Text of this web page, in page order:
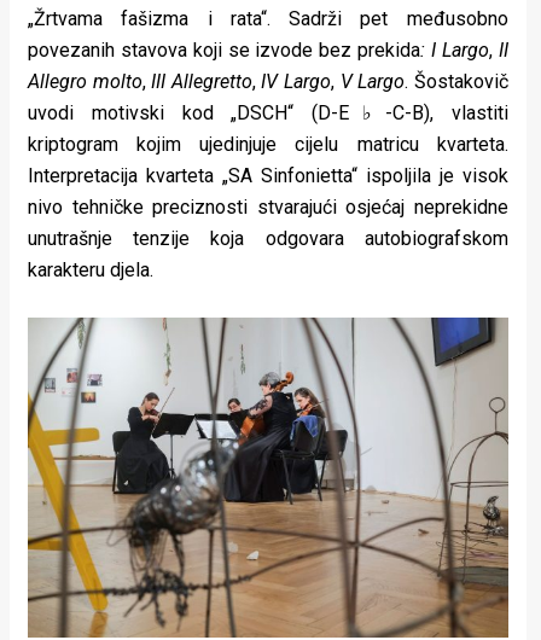
„Žrtvama fašizma i rata“. Sadrži pet međusobno
povezanih stavova koji se izvode bez prekida: I Largo, II
Allegro molto,III Allegretto,IV Largo, V Largo. Šostakovič
uvodi motivski kod „DSCH“ (D-E♭-C-B), vlastiti
kriptogram kojim ujedinjuje cijelu matricu kvarteta.
Interpretacija kvarteta „SA Sinfonietta“ ispoljila je visok
nivo tehničke preciznosti stvarajući osjećaj neprekidne
unutrašnje tenzije koja odgovara autobiografskom
karakteru djela.